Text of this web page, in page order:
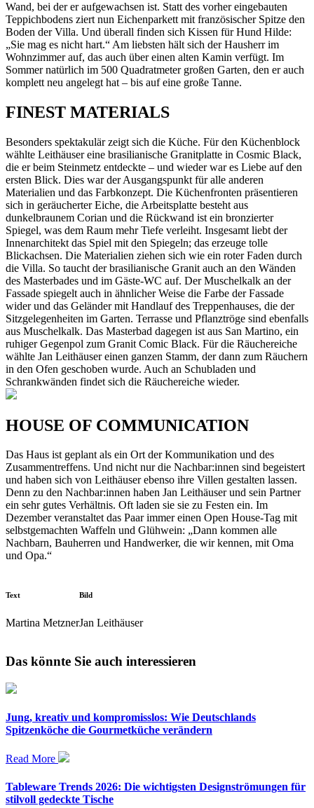
Wand, bei der er aufgewachsen ist. Statt des vorher eingebauten
Teppichbodens ziert nun Eichenparkett mit französischer Spitze den
Boden der Villa. Und überall finden sich Kissen für Hund Hilde:
„Sie mag es nicht hart.“ Am liebsten hält sich der Hausherr im
Wohnzimmer auf, das auch über einen alten Kamin verfügt. Im
Sommer natürlich im 500 Quadratmeter großen Garten, den er auch
komplett neu angelegt hat – bis auf eine große Tanne.
FINEST MATERIALS
Besonders spektakulär zeigt sich die Küche. Für den Küchenblock
wählte Leithäuser eine brasilianische Granitplatte in Cosmic Black,
die er beim Steinmetz entdeckte – und wieder war es Liebe auf den
ersten Blick. Dies war der Ausgangspunkt für alle anderen
Materialien und das Farbkonzept. Die Küchenfronten präsentieren
sich in geräucherter Eiche, die Arbeitsplatte besteht aus
dunkelbraunem Corian und die Rückwand ist ein bronzierter
Spiegel, was dem Raum mehr Tiefe verleiht. Insgesamt liebt der
Innenarchitekt das Spiel mit den Spiegeln; das erzeuge tolle
Blickachsen. Die Materialien ziehen sich wie ein roter Faden durch
die Villa. So taucht der brasilianische Granit auch an den Wänden
des Masterbades und im Gäste-WC auf. Der Muschelkalk an der
Fassade spiegelt auch in ähnlicher Weise die Farbe der Fassade
wider und das Geländer mit Handlauf des Treppenhauses, die der
Sitzgelegenheiten im Garten. Terrasse und Pflanztröge sind ebenfalls
aus Muschelkalk. Das Masterbad dagegen ist aus San Martino, ein
ruhiger Gegenpol zum Granit Comic Black. Für die Räuchereiche
wählte Jan Leithäuser einen ganzen Stamm, der dann zum Räuchern
in den Ofen geschoben wurde. Auch an Schubladen und
Schrankwänden findet sich die Räuchereiche wieder.
HOUSE OF COMMUNICATION
Das Haus ist geplant als ein Ort der Kommunikation und des
Zusammentreffens. Und nicht nur die Nachbar:innen sind begeistert
und haben sich von Leithäuser ebenso ihre Villen gestalten lassen.
Denn zu den Nachbar:innen haben Jan Leithäuser und sein Partner
ein sehr gutes Verhältnis. Oft laden sie sie zu Festen ein. Im
Dezember veranstaltet das Paar immer einen Open House-Tag mit
selbstgemachten Waffeln und Glühwein: „Dann kommen alle
Nachbarn, Bauherren und Handwerker, die wir kennen, mit Oma
und Opa.“
Text
Martina Metzner
Bild
Jan Leithäuser
Das könnte Sie auch interessieren
Jung, kreativ und kompromisslos: Wie Deutschlands
Spitzenköche die Gourmetküche verändern
Read More
Tableware Trends 2026: Die wichtigsten Designströmungen für
stilvoll gedeckte Tische